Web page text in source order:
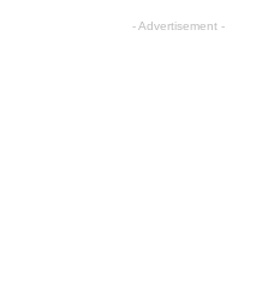
- Advertisement -